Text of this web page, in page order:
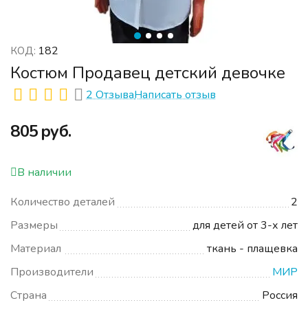
КОД: 182
Костюм Продавец детский девочке
2 ОтзываНаписать отзыв
‍805‍руб.
В наличии
Количество деталей
2
Размеры
для детей от 3-х лет
Материал
ткань - плащевка
Производители
МИР
Страна
Россия